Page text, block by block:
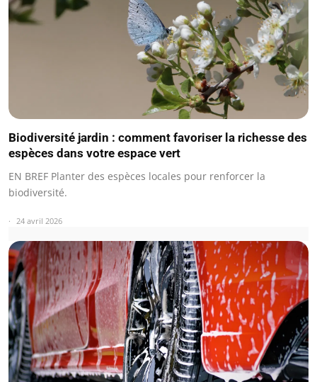
Biodiversité jardin : comment favoriser la richesse des
espèces dans votre espace vert
EN BREF Planter des espèces locales pour renforcer la
biodiversité.
24 avril 2026